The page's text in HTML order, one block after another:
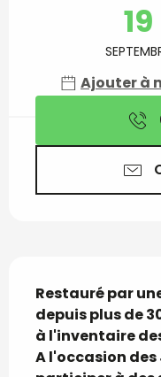
19
Ajouter à
Restauré par
depuis plus de
à l'inventaire
A l'occasion des